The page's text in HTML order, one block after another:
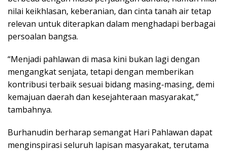
nilai keikhlasan, keberanian, dan cinta tanah air tetap
relevan untuk diterapkan dalam menghadapi berbagai
persoalan bangsa.
“Menjadi pahlawan di masa kini bukan lagi dengan
mengangkat senjata, tetapi dengan memberikan
kontribusi terbaik sesuai bidang masing-masing, demi
kemajuan daerah dan kesejahteraan masyarakat,”
tambahnya.
Burhanudin berharap semangat Hari Pahlawan dapat
menginspirasi seluruh lapisan masyarakat, terutama